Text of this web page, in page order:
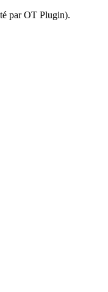
par OT Plugin).